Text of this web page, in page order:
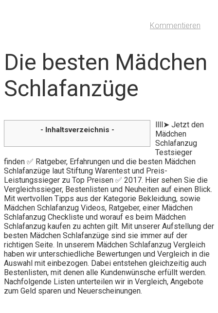
Kommentieren
Die besten Mädchen
Schlafanzüge
- Inhaltsverzeichnis -
llll➤ Jetzt den
Mädchen
Schlafanzug
Testsieger
finden ✅ Ratgeber, Erfahrungen und die besten Mädchen
Schlafanzüge laut Stiftung Warentest und Preis-
Leistungssieger zu Top Preisen ✅ 2017. Hier sehen Sie die
Vergleichssieger, Bestenlisten und Neuheiten auf einen Blick.
Mit wertvollen Tipps aus der Kategorie Bekleidung, sowie
Mädchen Schlafanzug Videos, Ratgeber, einer Mädchen
Schlafanzug Checkliste und worauf es beim Mädchen
Schlafanzug kaufen zu achten gilt. Mit unserer Aufstellung der
besten Mädchen Schlafanzüge sind sie immer auf der
richtigen Seite. In unserem Mädchen Schlafanzug Vergleich
haben wir unterschiedliche Bewertungen und Vergleich in die
Auswahl mit einbezogen. Dabei entstehen gleichzeitig auch
Bestenlisten, mit denen alle Kundenwünsche erfüllt werden.
Nachfolgende Listen unterteilen wir in Vergleich, Angebote
zum Geld sparen und Neuerscheinungen.